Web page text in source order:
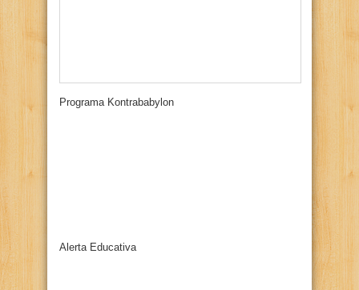
Programa Kontrababylon
Alerta Educativa